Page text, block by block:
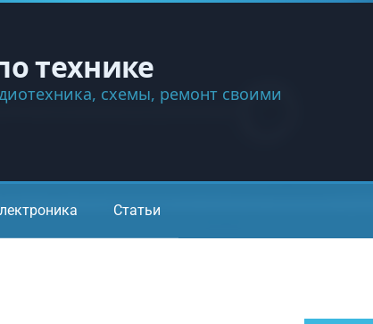
технике
схемы, ремонт своими
Статьи